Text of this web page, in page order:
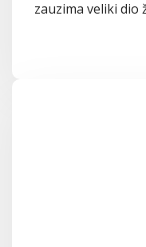
zauzima veliki dio